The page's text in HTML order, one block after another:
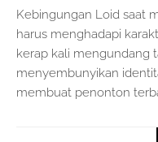
Kebingungan Loid saat
harus menghadapi
kerap kali mengundang
menyembunyikan
membuat penonton